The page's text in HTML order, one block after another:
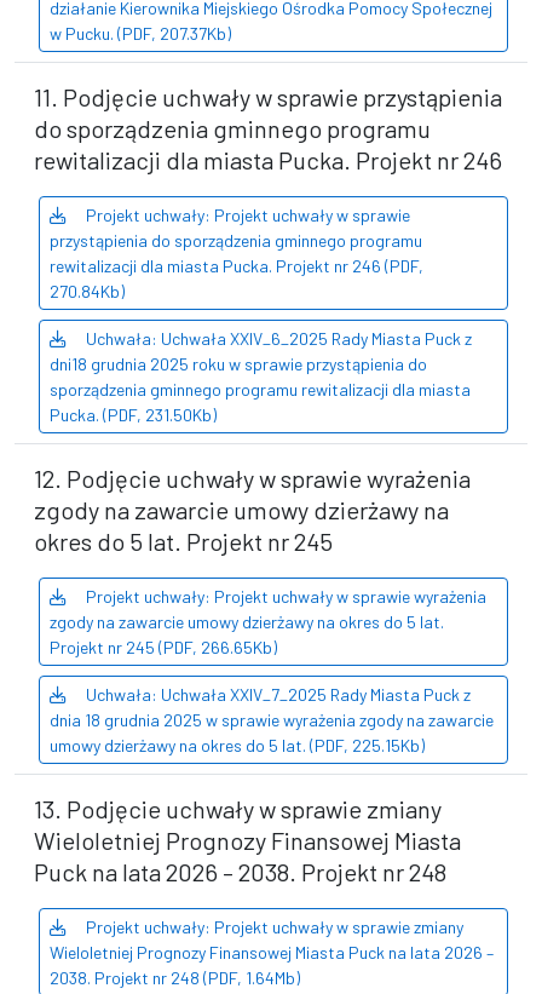
działanie Kierownika Miejskiego Ośrodka Pomocy Społecznej
w Pucku. (PDF, 207.37Kb)
11. Podjęcie uchwały w sprawie przystąpienia
do sporządzenia gminnego programu
rewitalizacji dla miasta Pucka. Projekt nr 246
Projekt uchwały: Projekt uchwały w sprawie
przystąpienia do sporządzenia gminnego programu
rewitalizacji dla miasta Pucka. Projekt nr 246 (PDF,
270.84Kb)
Uchwała: Uchwała XXIV_6_2025 Rady Miasta Puck z
dni18 grudnia 2025 roku w sprawie przystąpienia do
sporządzenia gminnego programu rewitalizacji dla miasta
Pucka. (PDF, 231.50Kb)
12. Podjęcie uchwały w sprawie wyrażenia
zgody na zawarcie umowy dzierżawy na
okres do 5 lat. Projekt nr 245
Projekt uchwały: Projekt uchwały w sprawie wyrażenia
zgody na zawarcie umowy dzierżawy na okres do 5 lat.
Projekt nr 245 (PDF, 266.65Kb)
Uchwała: Uchwała XXIV_7_2025 Rady Miasta Puck z
dnia 18 grudnia 2025 w sprawie wyrażenia zgody na zawarcie
umowy dzierżawy na okres do 5 lat. (PDF, 225.15Kb)
13. Podjęcie uchwały w sprawie zmiany
Wieloletniej Prognozy Finansowej Miasta
Puck na lata 2026 – 2038. Projekt nr 248
Projekt uchwały: Projekt uchwały w sprawie zmiany
Wieloletniej Prognozy Finansowej Miasta Puck na lata 2026 –
2038. Projekt nr 248 (PDF, 1.64Mb)